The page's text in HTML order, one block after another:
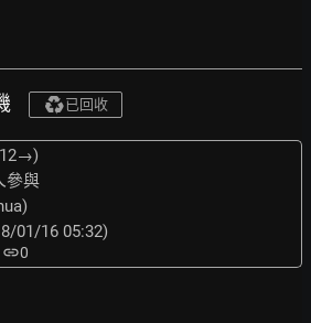
已回收
)
參與
01/16 05:32)
link0